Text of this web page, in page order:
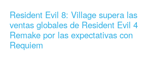
Resident Evil 8: Village supera las
ventas globales de Resident Evil 4
Remake por las expectativas con
Requiem